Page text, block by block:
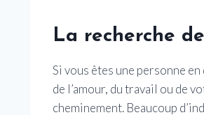
La recherche
Si vous êtes une personne
de l’amour, du travail ou de
cheminement. Beaucoup